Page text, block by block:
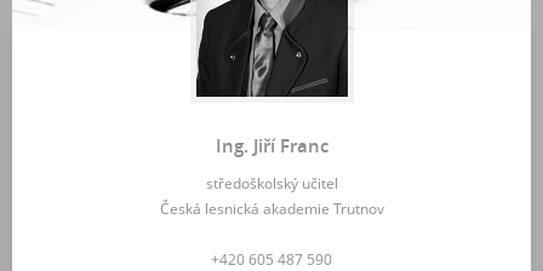
Ing. Jiří Franc
středoškolský učitel
Česká lesnická akademie Trutnov
+420 605 487 590